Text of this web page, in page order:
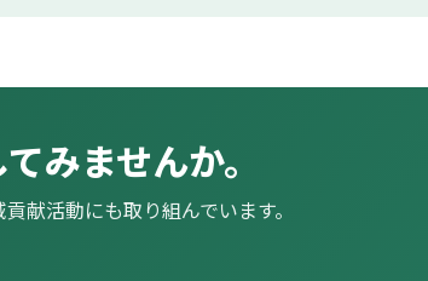
みませんか。
献活動にも取り組んでいます。